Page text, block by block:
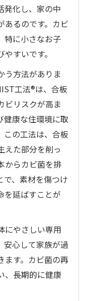
発化し、家の中
あるのです。カビ
特に小さなお子
すいです。
う方法がありま
工法®は、合板
ビリスクが高ま
健康な住環境に取
この工法は、合板
えた部分を削っ
からカビ菌を排
で、素材を傷つけ
を延ばすことが
にやさしい専用
安心して家族が過
ます。カビ菌の再
、長期的に健康